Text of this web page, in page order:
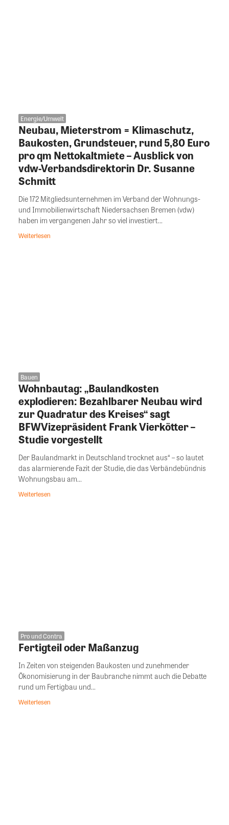
Energie/Umwelt
Neubau, Mieterstrom = Klimaschutz,
Baukosten, Grundsteuer, rund 5,80 Euro
pro qm Nettokaltmiete – Ausblick von
vdw-Verbandsdirektorin Dr. Susanne
Schmitt
Die 172 Mitgliedsunternehmen im Verband der Wohnungs-
und Immobilienwirtschaft Niedersachsen Bremen (vdw)
haben im vergangenen Jahr so viel investiert...
Weiterlesen
Bauen
Wohnbautag: „Baulandkosten
explodieren: Bezahlbarer Neubau wird
zur Quadratur des Kreises“ sagt
BFWVizepräsident Frank Vierkötter –
Studie vorgestellt
Der Baulandmarkt in Deutschland trocknet aus“ – so lautet
das alarmierende Fazit der Studie, die das Verbändebündnis
Wohnungsbau am...
Weiterlesen
Pro und Contra
Fertigteil oder Maßanzug
In Zeiten von steigenden Baukosten und zunehmender
Ökonomisierung in der Baubranche nimmt auch die Debatte
rund um Fertigbau und...
Weiterlesen